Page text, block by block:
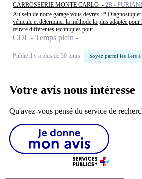
CARROSSERIE MONTE CARLO - 2B - FURIANI
Au sein de notre garage vous devrez : *
véhicule et déterminer la méthode la plus adaptée
œuvre différentes techniques pour...
CDI - Temps plein
Publié il y a plus de 30 jours Soyez parmi les 1ers
Votre avis nous intéresse
Qu'avez-vous pensé du service de